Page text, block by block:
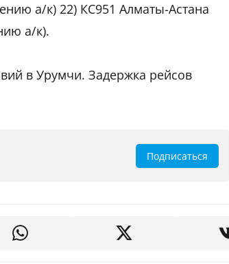
а/к) 22) КС951 Алматы-Астана
а/к).
в Урумчи. Задержка рейсов
Подписаться